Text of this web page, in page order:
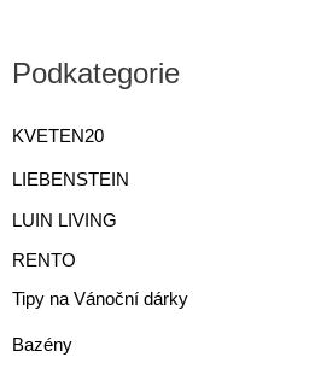
Podkategorie
KVETEN20
LIEBENSTEIN
LUIN LIVING
RENTO
Tipy na Vánoční dárky
Bazény